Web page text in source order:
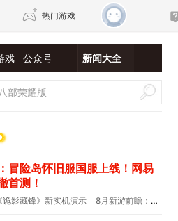
热门游戏
世界 仙剑世界
戏 公众号 新闻大全
冒险岛怀旧服国服上线！网易
首测！
诡影藏锋》新实机演示 8月新游前瞻：《诡秘之主》领衔